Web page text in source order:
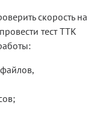
скорость на
тест ТТК